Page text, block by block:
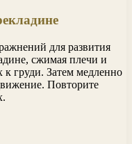
для развития
сжимая плечи и
груди. Затем медленно
Повторите